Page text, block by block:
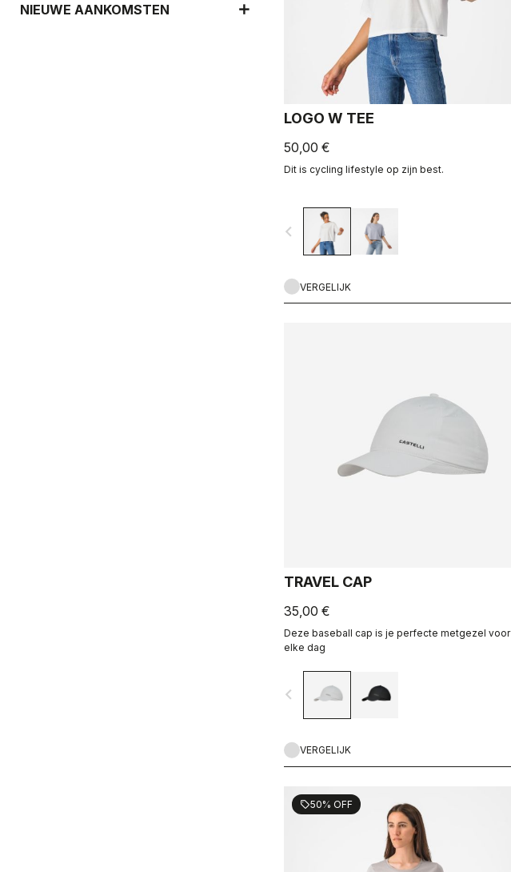
NIEUWE AANKOMSTEN
LOGO W TEE
50,00 €
Dit is cycling lifestyle op zijn best.
navigate_before
VERGELIJK
TRAVEL CAP
35,00 €
Deze baseball cap is je perfecte metgezel voor
elke dag
navigate_before
VERGELIJK
sell50% OFF